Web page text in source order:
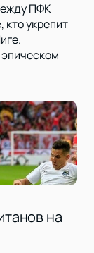
ПФК
укрепит
на